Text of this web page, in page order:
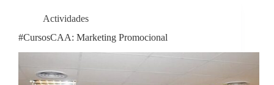
Actividades
#CursosCAA: Marketing Promocional